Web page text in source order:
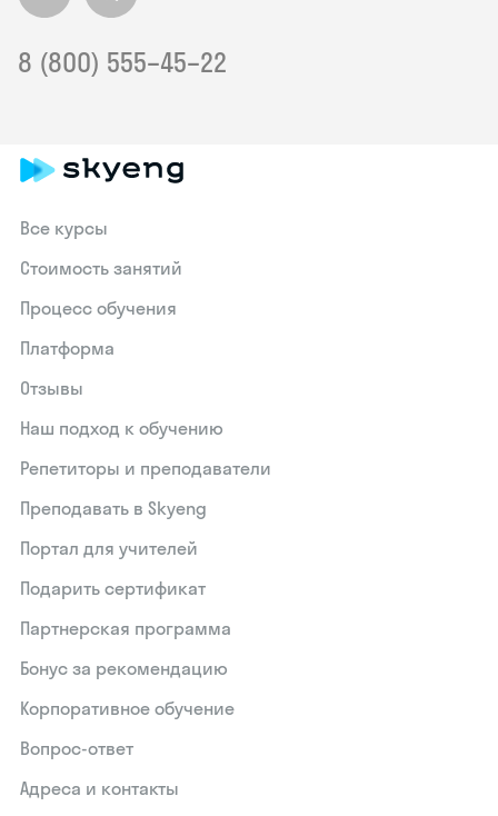
8 (800) 555–45–22
Все курсы
Стоимость занятий
Процесс обучения
Платформа
Отзывы
Наш подход к обучению
Репетиторы и преподаватели
Преподавать в Skyeng
Портал для учителей
Подарить сертификат
Партнерская программа
Бонус за рекомендацию
Корпоративное обучение
Вопрос-ответ
Адреса и контакты